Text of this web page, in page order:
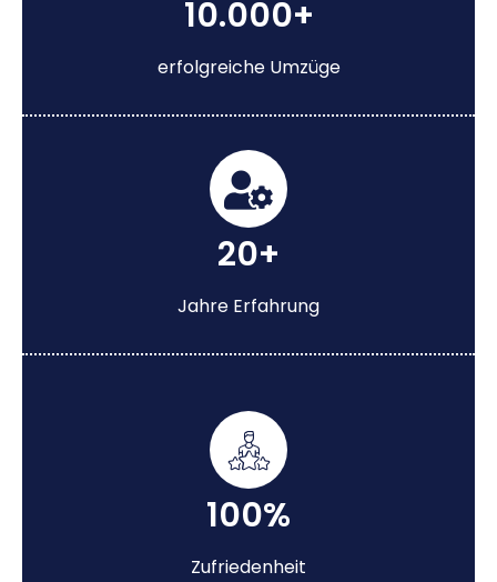
10.000+
erfolgreiche Umzüge
20+
Jahre Erfahrung
100%
Zufriedenheit